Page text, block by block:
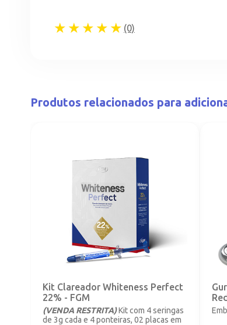
★★★★★ (0)
Produtos relacionados para
Kit Clareador Whiteness Perfect
22% - FGM
(VENDA RESTRITA)Kit com 4 seringas
de 3g cada e 4 ponteiras, 02 placas em